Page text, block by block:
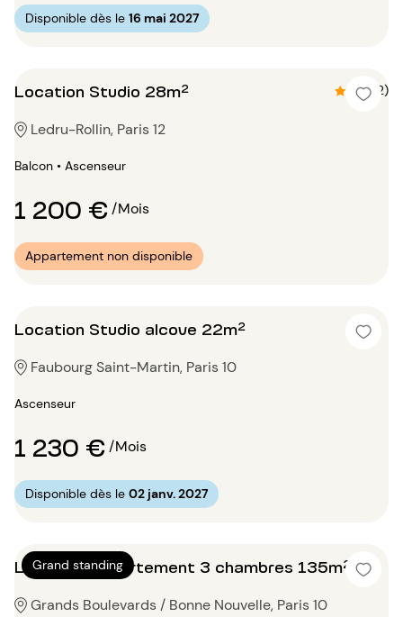
Disponible dès le 16 mai 2027
Location Studio 28m² 4.5 (2)
Ledru-Rollin, Paris 12
Balcon • Ascenseur
1 200 €/Mois
Appartement non disponible
Location Studio alcove 22m²
Faubourg Saint-Martin, Paris 10
Ascenseur
1 230 €/Mois
Disponible dès le 02 janv. 2027
Grand standing
Location Appartement 3 chambres 135m²
Grands Boulevards / Bonne Nouvelle, Paris 10